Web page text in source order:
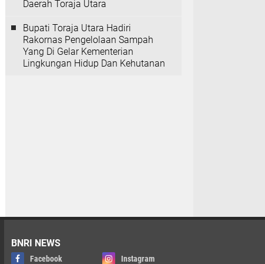
Daerah Toraja Utara
Bupati Toraja Utara Hadiri
Rakornas Pengelolaan Sampah
Yang Di Gelar Kementerian
Lingkungan Hidup Dan Kehutanan
BNRI NEWS
Facebook Instagram